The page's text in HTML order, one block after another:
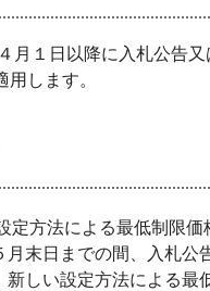
１日以降に入札公告又
用します。
定方法による最低制限価
月末日までの間、入札公
新しい設定方法による最